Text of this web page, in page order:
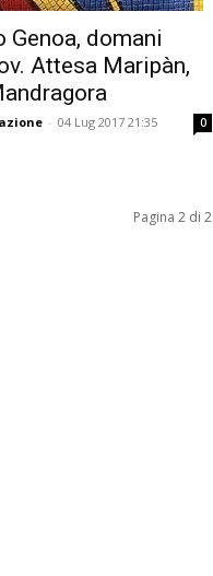
Genoa, domani
Attesa Maripàn,
- 04 Lug 2017 21:35 0
Pagina 2 di 2